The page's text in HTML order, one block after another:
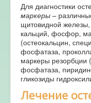
Для диагностики
маркеры –
щитовидной
кальций, фосфор,
(остеокальцин,
фосфатаза,
маркеры резорбции
фосфатаза,
гликозиды
Лечение